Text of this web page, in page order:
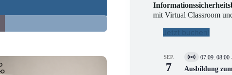
mit Virtual Classroom
Jetzt buchen!
SEP.
7
V
i
07.09. 08:00
Ausbildung zum